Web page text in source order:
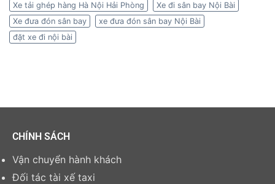
Xe tải ghép hàng Hà Nội Hải Phòng
Xe đi sân bay Nội Bài
Xe đưa đón sân bay
xe đưa đón sân bay Nội Bài
đặt xe đi nội bài
CHÍNH SÁCH
Vận chuyển hành khách
Đối tác tài xế taxi